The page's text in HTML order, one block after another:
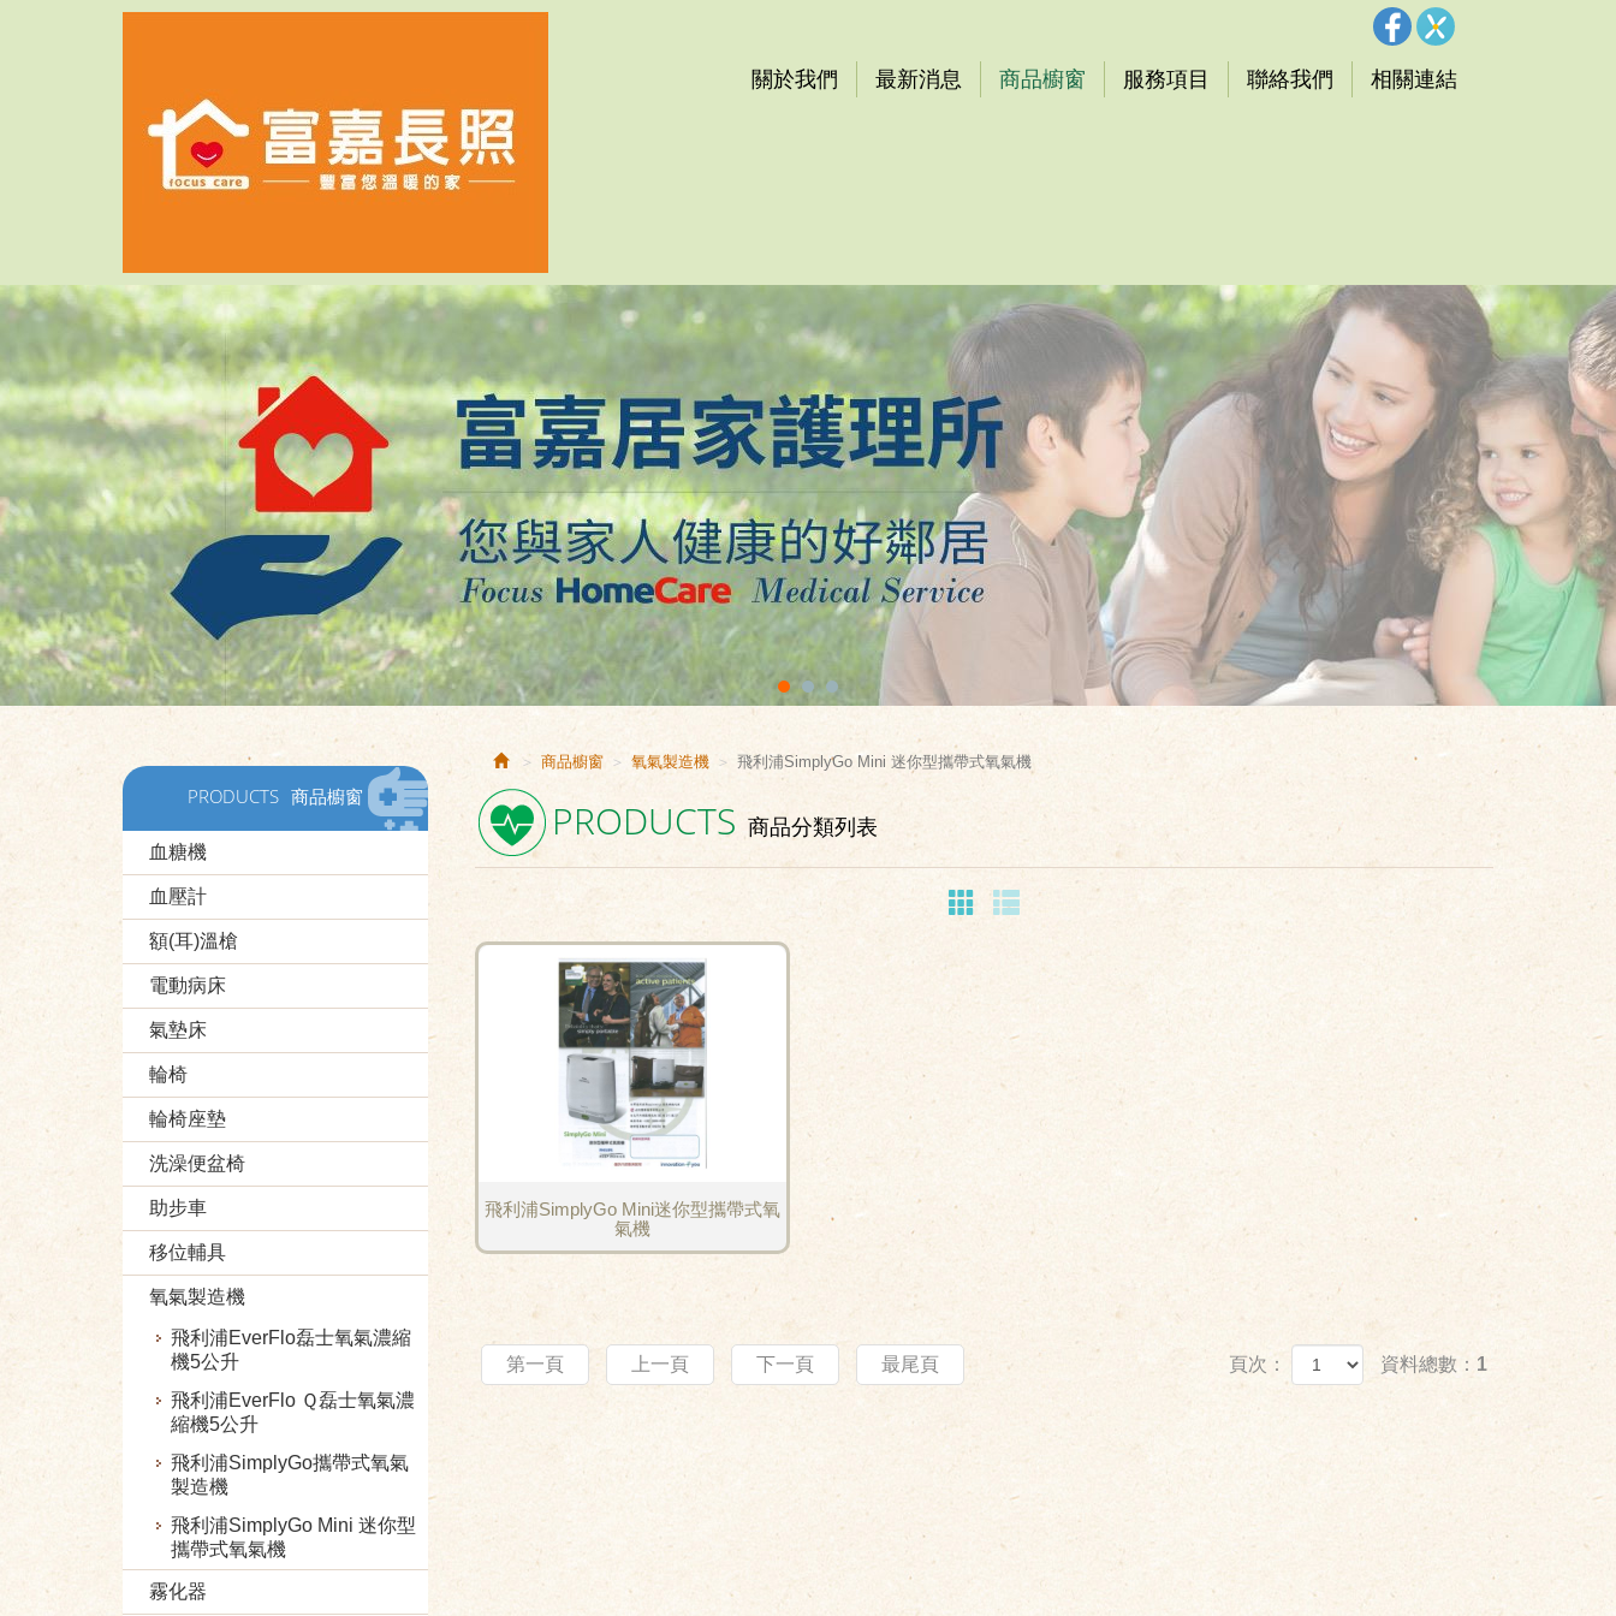
關於我們 最新消息 商品櫥窗 服務項目 聯絡我們 相關連結
PRODUCTS 商品櫥窗
血糖機
血壓計
額(耳)溫槍
電動病床
氣墊床
輪椅
輪椅座墊
洗澡便盆椅
助步車
移位輔具
氧氣製造機
飛利浦EverFlo磊士氧氣濃縮
機5公升
飛利浦EverFlo Ｑ磊士氧氣濃
縮機5公升
飛利浦SimplyGo攜帶式氧氣
製造機
飛利浦SimplyGo Mini 迷你型
攜帶式氧氣機
霧化器
商品櫥窗 氧氣製造機 飛利浦SimplyGo Mini 迷你型攜帶式氧氣機
PRODUCTS 商品分類列表
飛利浦SimplyGo Mini迷你型攜帶式氧
氣機
第一頁 上一頁 下一頁 最尾頁 頁次： 資料總數：1